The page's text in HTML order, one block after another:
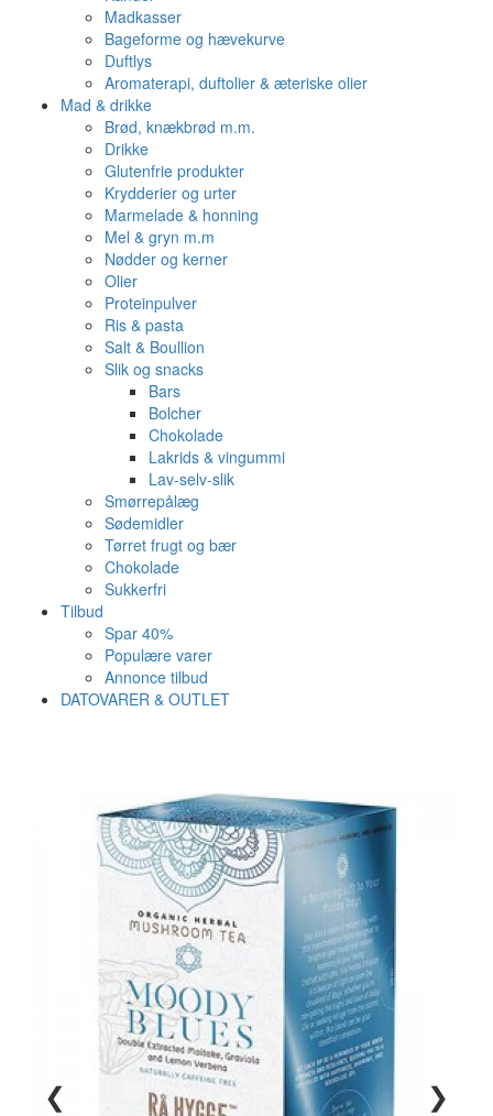
Madkasser
Bageforme og hævekurve
Duftlys
Aromaterapi, duftolier & æteriske olier
Mad & drikke
Brød, knækbrød m.m.
Drikke
Glutenfrie produkter
Krydderier og urter
Marmelade & honning
Mel & gryn m.m
Nødder og kerner
Olier
Proteinpulver
Ris & pasta
Salt & Boullion
Slik og snacks
Bars
Bolcher
Chokolade
Lakrids & vingummi
Lav-selv-slik
Smørrepålæg
Sødemidler
Tørret frugt og bær
Chokolade
Sukkerfri
Tilbud
Spar 40%
Populære varer
Annonce tilbud
DATOVARER & OUTLET
Varen er nu i kurven ✔
Vi anbefaler dig disse
LUK
❮ ❯